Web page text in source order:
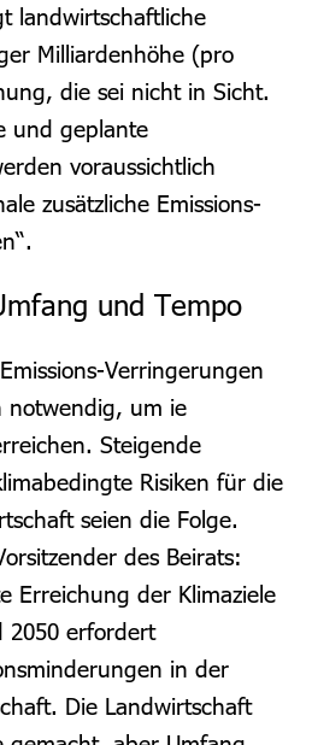
landwirtschaftliche
Milliardenhöhe (pro
die sei nicht in Sicht.
und geplante
voraussichtlich
zusätzliche Emissions-
und Tempo
Verringerungen
notwendig, um ie
Steigende
Risiken für die
seien die Folge.
des Beirats:
Erreichung der Klimaziele
2050 erfordert
in der
Die Landwirtschaft